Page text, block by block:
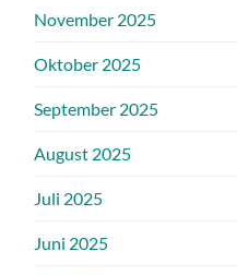
November 2025
Oktober 2025
September 2025
August 2025
Juli 2025
Juni 2025